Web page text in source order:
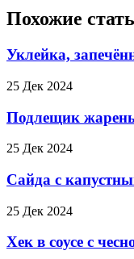
Похожие
Уклейка,
25 Дек 2024
Подлещик
25 Дек 2024
Сайда с
25 Дек 2024
Хек в соусе с